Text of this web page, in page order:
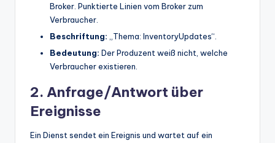
Broker. Punktierte Linien vom Broker zum
Verbraucher.
Beschriftung: „Thema: InventoryUpdates“.
Bedeutung: Der Produzent weiß nicht, welche
Verbraucher existieren.
2. Anfrage/Antwort über
Ereignisse
Ein Dienst sendet ein Ereignis und wartet auf ein